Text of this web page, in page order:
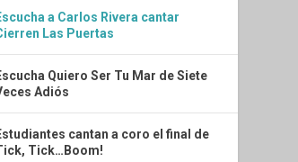
a Carlos Rivera cantar
Las Puertas
Quiero Ser Tu Mar de Siete
Adiós
cantan a coro el final de
Tick…Boom!